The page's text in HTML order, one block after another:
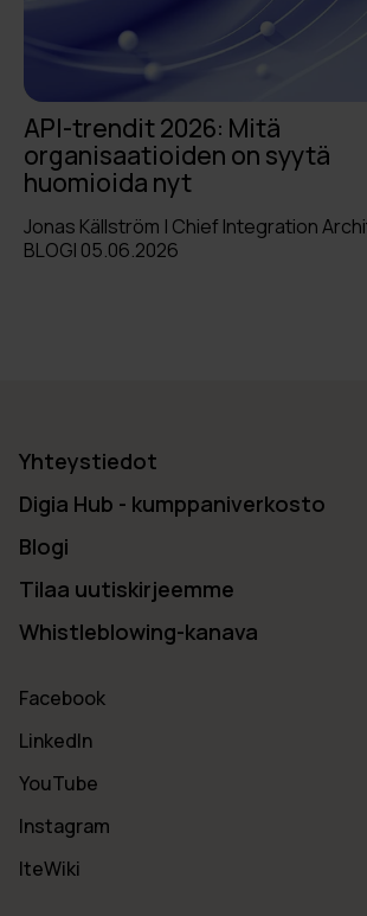
API-trendit 2026: Mitä
organisaatioiden on syytä
huomioida nyt
Jonas Källström | Chief Integration
BLOGI 05.06.2026
Yhteystiedot
Digia Hub - kumppaniverkosto
Blogi
Tilaa uutiskirjeemme
Whistleblowing-kanava
Facebook
LinkedIn
YouTube
Instagram
IteWiki